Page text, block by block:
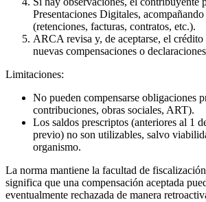
Presentaciones Digitales,
(retenciones, facturas, contratos, etc.).
ARCA revisa y, de aceptarse, el crédito
nuevas compensaciones o
Limitaciones:
No pueden compensarse obligaciones
contribuciones, obras sociales, ART).
Los saldos prescriptos (anteriores al 1
previo) no son utilizables, salvo
organismo.
La norma mantiene la facultad de
significa que una compensación aceptada
eventualmente rechazada de manera